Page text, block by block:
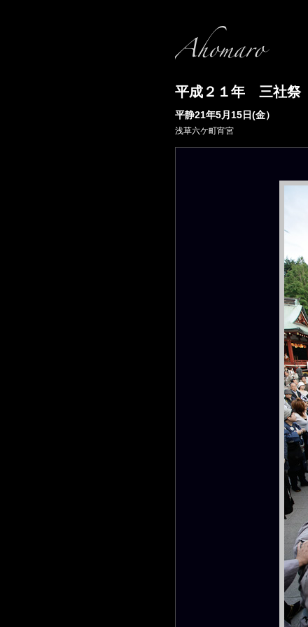
平成２１年 三社祭
平静21年5月15日(金）
浅草六ケ町宵宮